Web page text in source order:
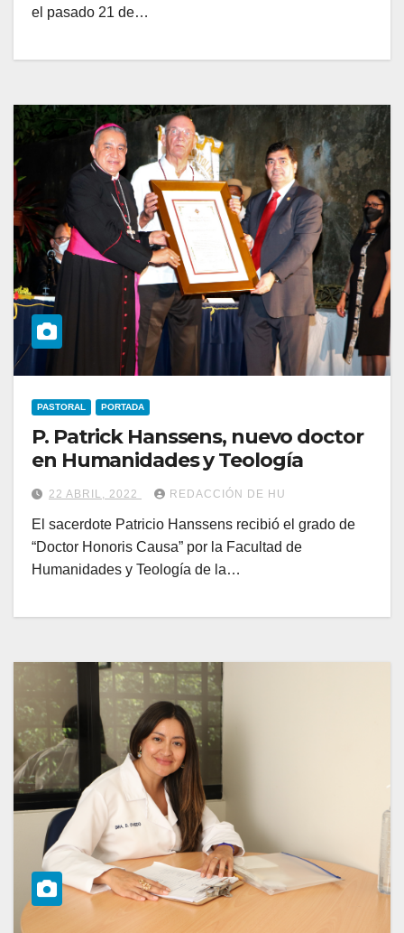
el pasado 21 de…
PASTORAL PORTADA
P. Patrick Hanssens, nuevo doctor
en Humanidades y Teología
22 ABRIL, 2022 REDACCIÓN DE HU
El sacerdote Patricio Hanssens recibió el grado de
“Doctor Honoris Causa” por la Facultad de
Humanidades y Teología de la…